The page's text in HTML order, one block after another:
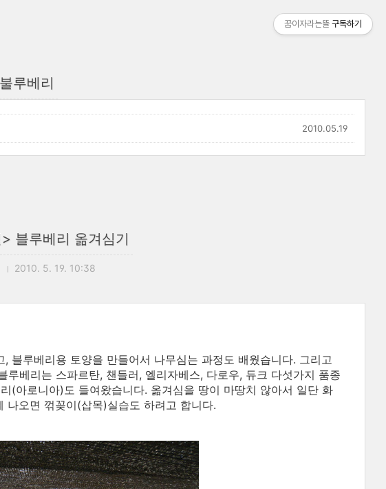
불루베리
2010.05.19
블루베리 옮겨심기
2010. 5. 19. 10:38
블루베리용 토양을 만들어서 나무심는 과정도 배웠습니다. 그리고
베리는 스파르탄, 챈들러, 엘리자베스, 다로우, 듀크 다섯가지 품종
(아로니아)도 들여왔습니다. 옮겨심을 땅이 마땅치 않아서 일단 화
나오면 꺾꽂이(삽목)실습도 하려고 합니다.
꿈이자라는뜰 구독하기